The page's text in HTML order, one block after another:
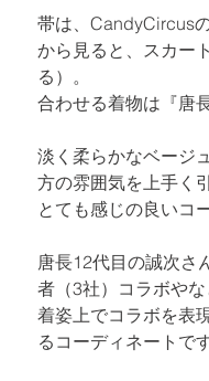
帯は、CandyCircus
から見ると、スカー
る）。
合わせる着物は『唐
淡く柔らかなベージ
方の雰囲気を上手く
とても感じの良いコ
唐長12代目の誠次さ
者（3社）コラボやな
着姿上でコラボを表
るコーディネートです